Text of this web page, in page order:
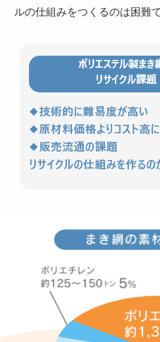
ルの仕組みをつくるのは困難で